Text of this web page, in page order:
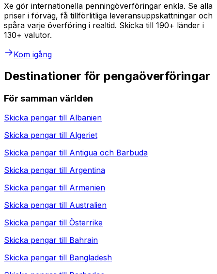
Xe gör internationella penningöverföringar enkla. Se alla
priser i förväg, få tillförlitliga leveransuppskattningar och
spåra varje överföring i realtid. Skicka till 190+ länder i
130+ valutor.
Kom igång
Destinationer för pengaöverföringar
För samman världen
Skicka pengar till Albanien
Skicka pengar till Algeriet
Skicka pengar till Antigua och Barbuda
Skicka pengar till Argentina
Skicka pengar till Armenien
Skicka pengar till Australien
Skicka pengar till Österrike
Skicka pengar till Bahrain
Skicka pengar till Bangladesh